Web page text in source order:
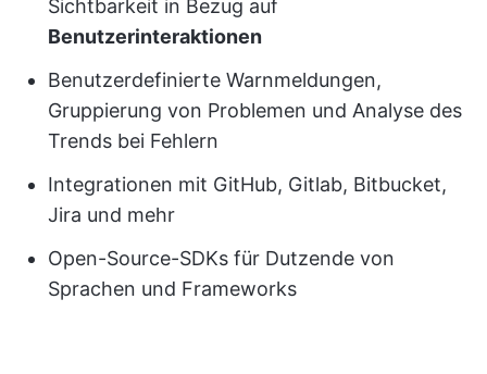
Sichtbarkeit in Bezug auf
Benutzerinteraktionen
Benutzerdefinierte Warnmeldungen,
Gruppierung von Problemen und Analyse des
Trends bei Fehlern
Integrationen mit GitHub, Gitlab, Bitbucket,
Jira und mehr
Open-Source-SDKs für Dutzende von
Sprachen und Frameworks